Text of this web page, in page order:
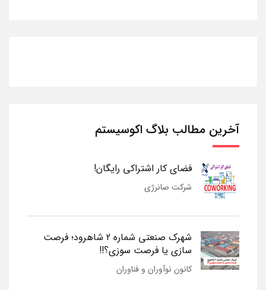
آخرین مطالب بلاگ اکوسیستم
فضای کار اشتراکی رایگان!
شرکت صانرژی
شهرک صنعتی شماره 2 شاهرود؛ فرصت
سازی یا فرصت سوزی؟!!
کانون نوآوران و فناوران